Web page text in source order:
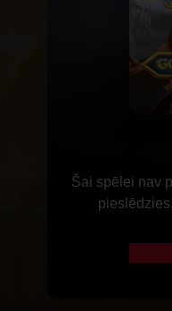
Šai spēlei nav